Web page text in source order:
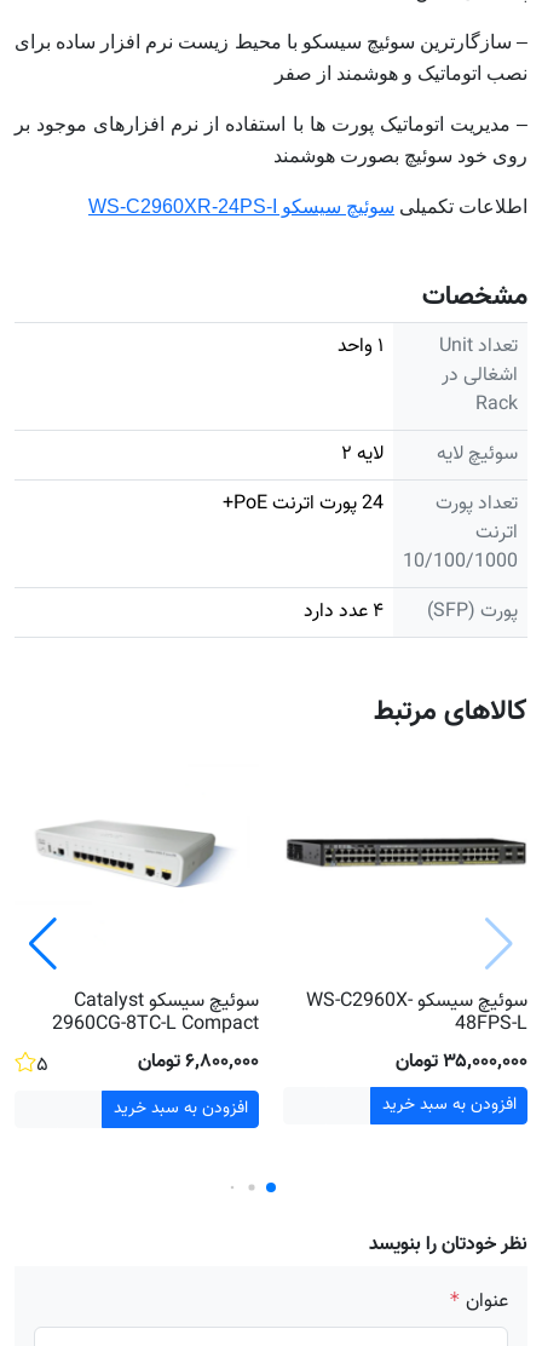
– سازگارترین سوئیچ سیسکو با محیط زیست نرم افزار ساده برای
نصب اتوماتیک و هوشمند از صفر
– مدیریت اتوماتیک پورت ها با استفاده از نرم افزارهای موجود بر
روی خود سوئیچ بصورت هوشمند
اطلاعات تکمیلی سوئیچ سیسکو WS-C2960XR-24PS-I
مشخصات
تعداد Unit
اشغالی در
Rack
۱ واحد
سوئیچ لایه
لایه ۲
تعداد پورت
اترنت
10/100/1000
24 پورت اترنت PoE+
پورت (SFP) ۴ عدد دارد
کالاهای مرتبط
سوئیچ سیسکو WS-C2960X-
48FPS-L
۳۵٬۰۰۰٬۰۰۰ تومان
افزودن به سبد خرید
سوئیچ سیسکو Catalyst
2960CG-8TC-L Compact
۵
۶٬۸۰۰٬۰۰۰ تومان
افزودن به سبد خرید
نظر خودتان را بنویسد
عنوان *